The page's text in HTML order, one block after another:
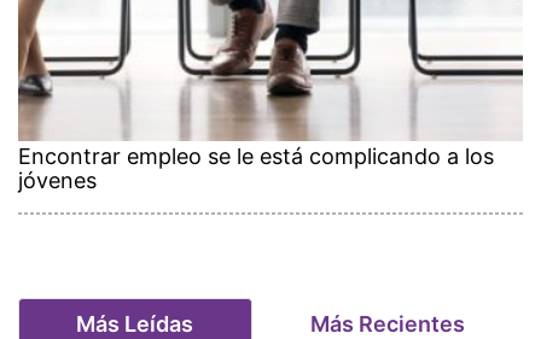
Encontrar empleo se le está complicando a los
jóvenes
Más Leídas Más Recientes